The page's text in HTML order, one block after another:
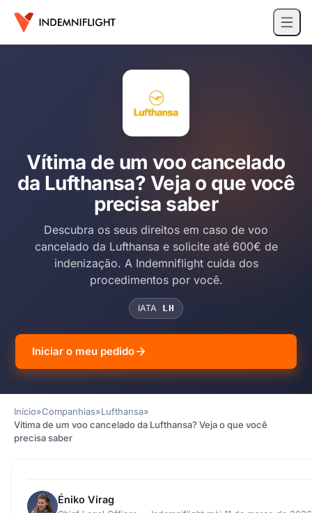
Vítima de um voo cancelado
da Lufthansa? Veja o que você
precisa saber
Descubra os seus direitos em caso de voo
cancelado da Lufthansa e solicite até 600€ de
indenização. A Indemniflight cuida dos
procedimentos por você.
IATA LH
Iniciar o meu pedido
Início»Companhias»Lufthansa»
Vítima de um voo cancelado da Lufthansa? Veja o que você
precisa saber
Éniko Virag